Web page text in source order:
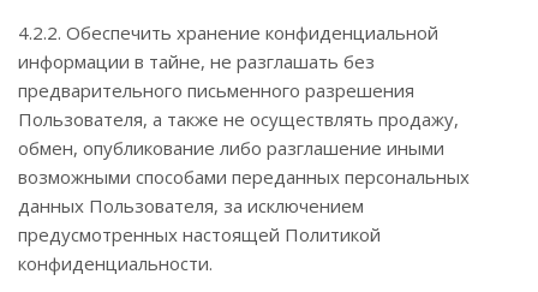
4.2.2. Обеспечить хранение конфиденциальной
информации в тайне, не разглашать без
предварительного письменного разрешения
Пользователя, а также не осуществлять продажу,
обмен, опубликование либо разглашение иными
возможными способами переданных персональных
данных Пользователя, за исключением
предусмотренных настоящей Политикой
конфиденциальности.